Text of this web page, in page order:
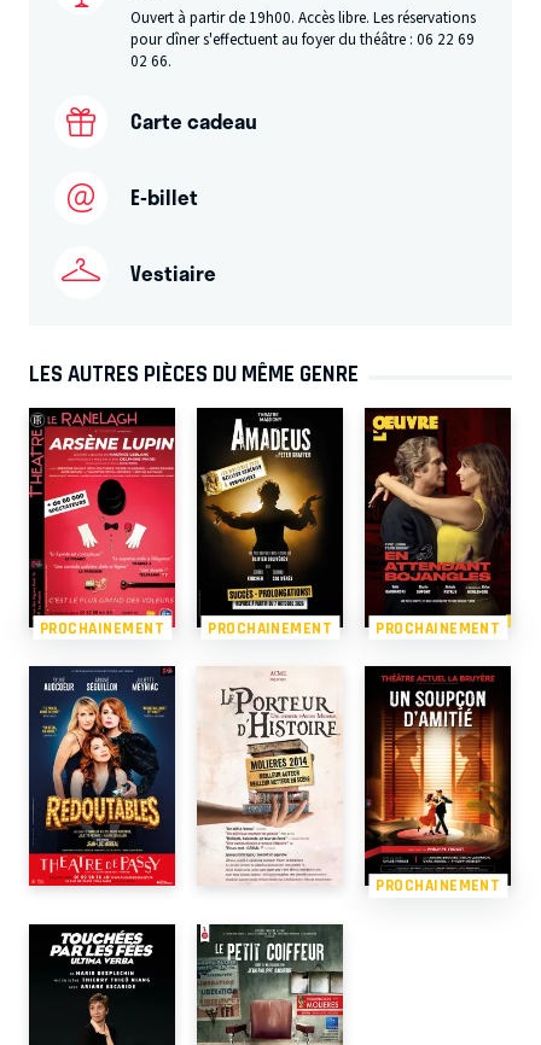
Ouvert à partir de 19h00. Accès libre. Les réservations
pour dîner s'effectuent au foyer du théâtre : 06 22 69
02 66.
Carte cadeau
E-billet
Vestiaire
LES AUTRES PIÈCES DU MÊME GENRE
PROCHAINEMENT PROCHAINEMENT PROCHAINEMENT
PROCHAINEMENT